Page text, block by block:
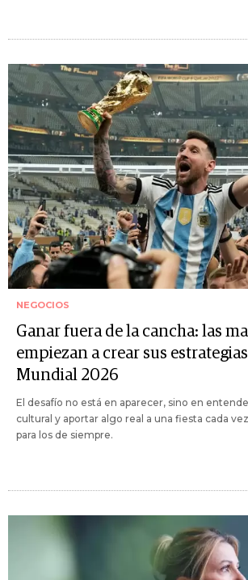
NEGOCIOS
Ganar fuera de la cancha: las
empiezan a crear sus
Mundial 2026
El desafío no está en aparecer, sino en
cultural y aportar algo real a una fiesta cada
para los de siempre.